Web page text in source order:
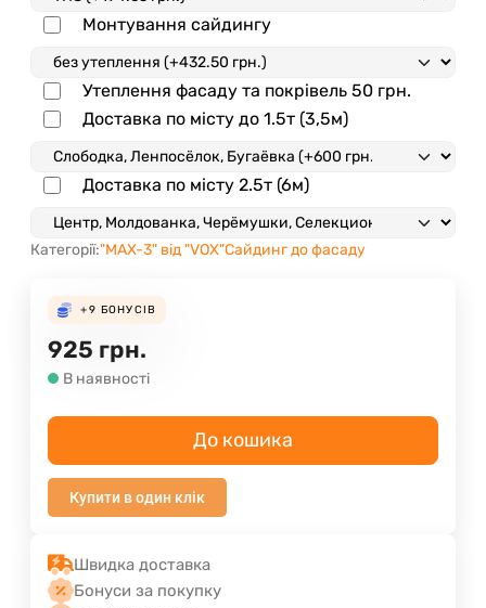
Монтування сайдингу
Утеплення фасаду та покрівель 50 грн.
Доставка по місту до 1.5т (3,5м)
Доставка по місту 2.5т (6м)
Категорії:"MAX-3" від "VOX"Сайдинг до фасаду
+9 БОНУСІВ
925 грн.
В наявності
До кошика
Купити в один клік
Швидка доставка
Бонуси за покупку